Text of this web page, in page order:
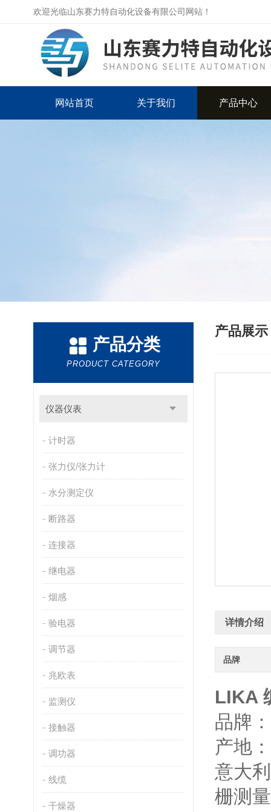
欢迎光临山东赛力特自动化设备有限公司网站！
网站首页 关于我们 产品中心
产品分类
PRODUCT CATEGORY
仪器仪表
计时器
张力仪/张力计
水分测定仪
断路器
连接器
继电器
烟感
验电器
调节器
兆欧表
监测仪
接触器
调功器
线缆
干燥器
产品展示
详情介绍
品牌
LIKA
品牌
产地
意大
栅测